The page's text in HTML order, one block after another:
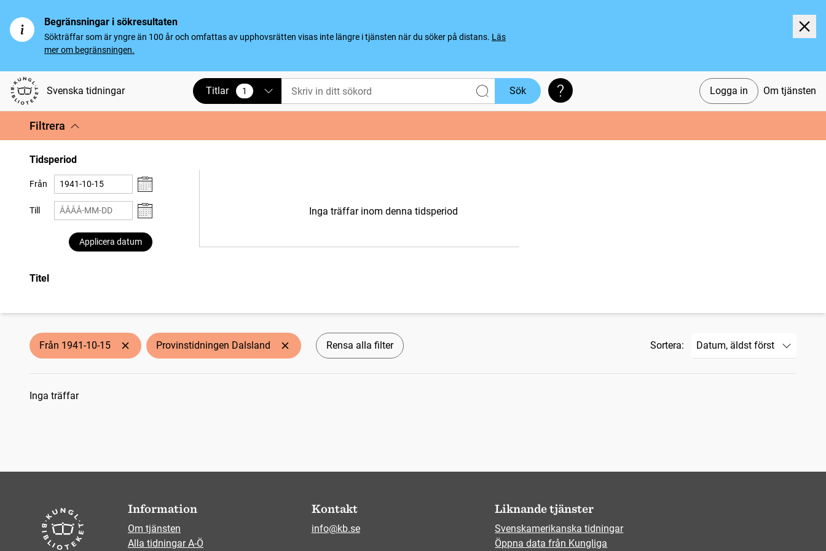
Begränsningar i sökresultaten
Sökträffar som är yngre än 100 år och omfattas av upphovsrätten visas inte längre i tjänsten när du söker på distans. Läs
mer om begränsningen.
Svenska tidningar Logga in Om tjänsten
Titlar 1
vald Sök Söktips
Filtrera
Tidsperiod
Från
Till
Applicera datum
Inga träffar inom denna tidsperiod
Titel
Från 1941-10-15 Provinstidningen Dalsland Rensa alla filter Sortera:
Sökresultat
Inga träffar
Information
Om tjänsten
Alla tidningar A-Ö
Kontakt
info@kb.se
Liknande tjänster
Svenskamerikanska tidningar
Öppna data från Kungliga